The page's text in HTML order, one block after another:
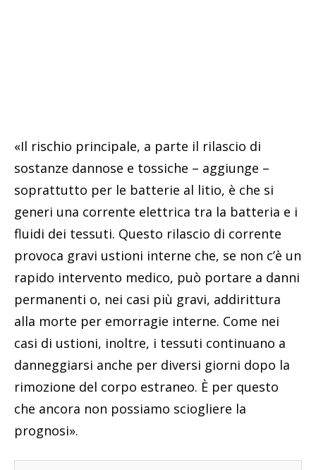
«Il rischio principale, a parte il rilascio di
sostanze dannose e tossiche – aggiunge –
soprattutto per le batterie al litio, è che si
generi una corrente elettrica tra la batteria e i
fluidi dei tessuti. Questo rilascio di corrente
provoca gravi ustioni interne che, se non c’è un
rapido intervento medico, può portare a danni
permanenti o, nei casi più gravi, addirittura
alla morte per emorragie interne. Come nei
casi di ustioni, inoltre, i tessuti continuano a
danneggiarsi anche per diversi giorni dopo la
rimozione del corpo estraneo. È per questo
che ancora non possiamo sciogliere la
prognosi».